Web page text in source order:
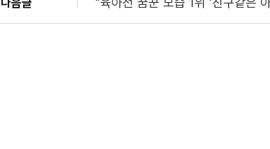
다음글